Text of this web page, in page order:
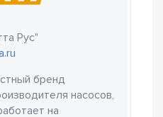
Рус"
бренд
насосов,
на